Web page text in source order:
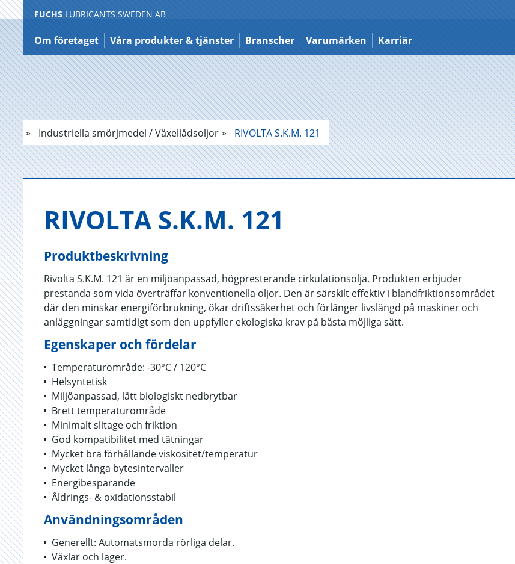
Hoppa
till
innehållet
FUCHS LUBRICANTS SWEDEN AB
Om företaget Våra produkter & tjänster Branscher Varumärken Karriär
Industriella smörjmedel / Växellådsoljor RIVOLTA S.K.M. 121
RI­VOL­TA S.K.M. 121
Produktbeskrivning
Rivolta S.K.M. 121 är en miljöanpassad, högpresterande cirkulationsolja. Produkten erbjuder
prestanda som vida överträffar konventionella oljor. Den är särskilt effektiv i blandfriktionsområdet
där den minskar energiförbrukning, ökar driftssäkerhet och förlänger livslängd på maskiner och
anläggningar samtidigt som den uppfyller ekologiska krav på bästa möjliga sätt.
Egenskaper och fördelar
Temperaturområde: -30°C / 120°C
Helsyntetisk
Miljöanpassad, lätt biologiskt nedbrytbar
Brett temperaturområde
Minimalt slitage och friktion
God kompatibilitet med tätningar
Mycket bra förhållande viskositet/temperatur
Mycket långa bytesintervaller
Energibesparande
Åldrings- & oxidationsstabil
Användningsområden
Generellt: Automatsmorda rörliga delar.
Växlar och lager.